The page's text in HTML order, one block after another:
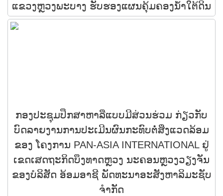
ແຂວງຫຼວງພະບາງ ຮັບຮອງແຜນຄຸ້ມຄອງນ້ຳໃຕ້ດິນ
ກອງປະຊຸມປຶກສາຫາລືແບບມີສ່ວນຮ່ວມ ກ່ຽວກັບ
ບົດລາຍງານການປະເມີນຜົນກະທົບຕໍ່ສິ່ງແວດລ້ອມ
ຂອງ ໂຄງການ PAN-ASIA INTERNATIONAL ຢູ່
ເຂດເສດຖະກິດບຶງທາດຫຼວງ ນະຄອນຫຼວງວຽງຈັນ
ຂອງບໍລິສັດ ອ້ອມອາຊີ ພັດທະນາອະສັງຫາລິມະຊັບ
ຈໍາກັດ